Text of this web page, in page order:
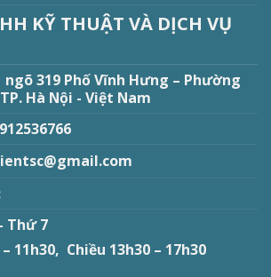
KỸ THUẬT VÀ DỊCH VỤ
ngõ 319 Phố Vĩnh Hưng – Phường
Hà Nội - Việt Nam
Thứ 7
11h30, Chiều 13h30 – 17h30